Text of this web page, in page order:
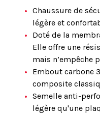
Chaussure de
légère et
Doté de la
Elle offre une
mais n’empêche
Embout carbone
composite
Semelle anti-
légère qu'une